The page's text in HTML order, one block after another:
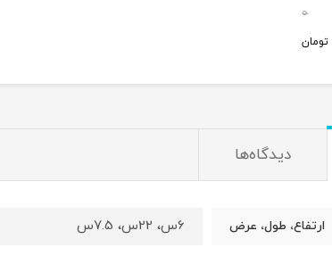
0
تومان
دیدگاه‌ها
ارتفاع، طول، عرض 6س، 22س، 7.5س